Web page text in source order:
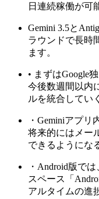
日連続稼働が可
Gemini 3.5と
ラウンドで長時
ます。
• まずはGoogle
今後数週間以内
ルを統合してい
・Geminiアプリ
将来的にはメー
できるようにな
・Android版で
スペース「
アルタイムの進